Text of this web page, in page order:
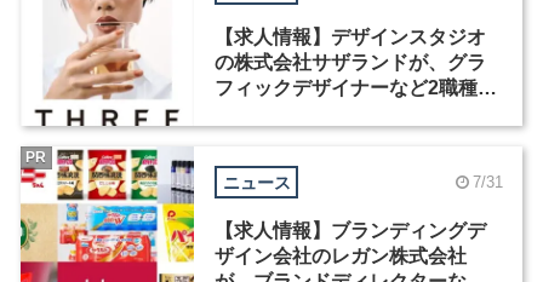
【求人情報】デザインスタジオ
の株式会社サザランドが、グラ
フィックデザイナーなど2職種を
ニュース 7/31
【求人情報】ブランディングデ
ザイン会社のレガン株式会社
PR